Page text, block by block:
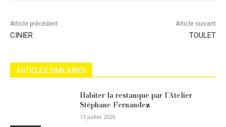
Article précédent
CINIER
Article suivant
TOULET
ARTICLES SIMILAIRES
Habiter la restanque par l’Atelier
Stéphane Fernandez
13 juillet 2026